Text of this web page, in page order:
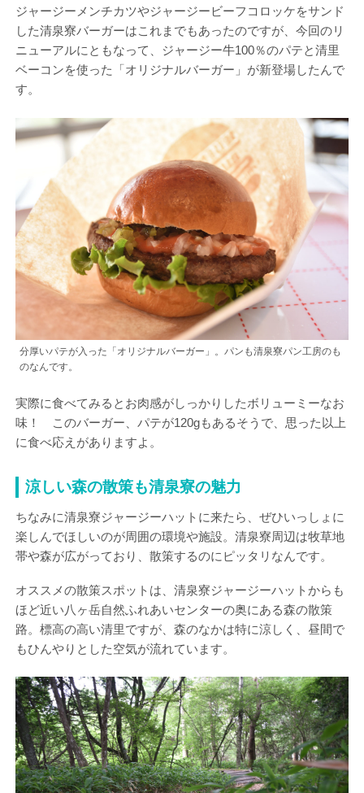
ジャージーメンチカツやジャージービーフコロッケをサンド
した清泉寮バーガーはこれまでもあったのですが、今回のリ
ニューアルにともなって、ジャージー牛100％のパテと清里
ベーコンを使った「オリジナルバーガー」が新登場したんで
す。
分厚いパテが入った「オリジナルバーガー」。パンも清泉寮パン工房のも
のなんです。
実際に食べてみるとお肉感がしっかりしたボリューミーなお
味！ このバーガー、パテが120gもあるそうで、思った以上
に食べ応えがありますよ。
涼しい森の散策も清泉寮の魅力
ちなみに清泉寮ジャージーハットに来たら、ぜひいっしょに
楽しんでほしいのが周囲の環境や施設。清泉寮周辺は牧草地
帯や森が広がっており、散策するのにピッタリなんです。
オススメの散策スポットは、清泉寮ジャージーハットからも
ほど近い八ヶ岳自然ふれあいセンターの奥にある森の散策
路。標高の高い清里ですが、森のなかは特に涼しく、昼間で
もひんやりとした空気が流れています。